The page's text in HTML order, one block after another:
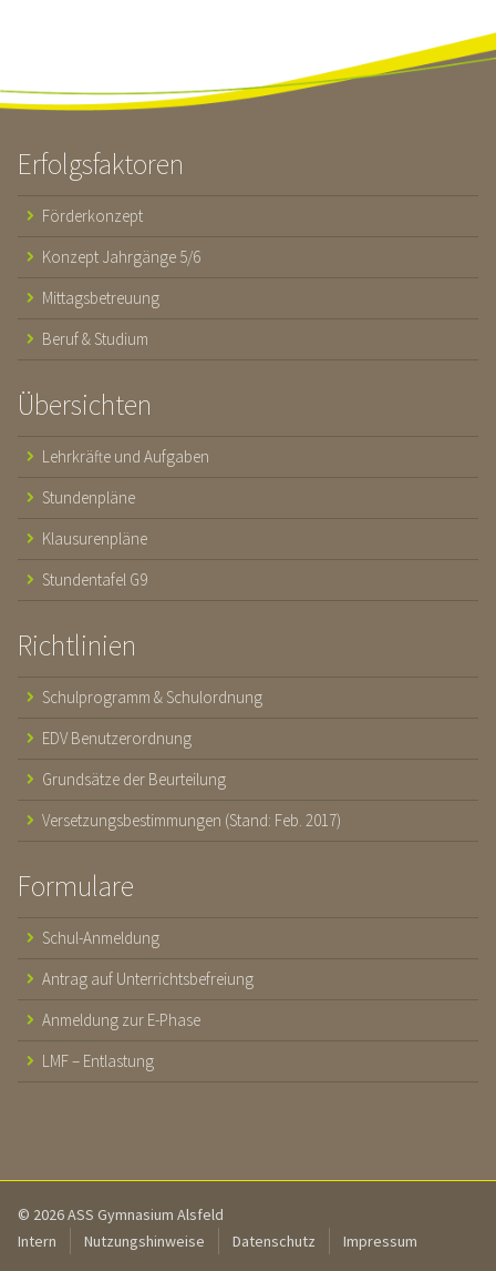
Erfolgsfaktoren
Förderkonzept
Konzept Jahrgänge 5/6
Mittagsbetreuung
Beruf & Studium
Übersichten
Lehrkräfte und Aufgaben
Stundenpläne
Klausurenpläne
Stundentafel G9
Richtlinien
Schulprogramm & Schulordnung
EDV Benutzerordnung
Grundsätze der Beurteilung
Versetzungsbestimmungen (Stand: Feb. 2017)
Formulare
Schul-Anmeldung
Antrag auf Unterrichtsbefreiung
Anmeldung zur E-Phase
LMF – Entlastung
© 2026 ASS Gymnasium Alsfeld
Intern
Nutzungshinweise Datenschutz Impressum